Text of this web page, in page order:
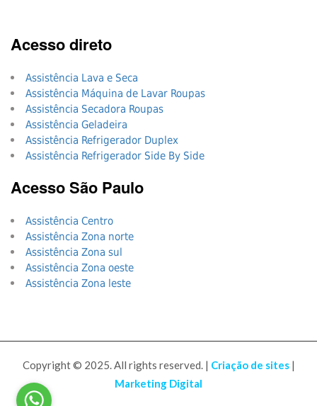
Acesso direto
Assistência Lava e Seca
Assistência Máquina de Lavar Roupas
Assistência Secadora Roupas
Assistência Geladeira
Assistência Refrigerador Duplex
Assistência Refrigerador Side By Side
Acesso São Paulo
Assistência Centro
Assistência Zona norte
Assistência Zona sul
Assistência Zona oeste
Assistência Zona leste
Copyright © 2025. All rights reserved. | Criação de sites|
Marketing Digital